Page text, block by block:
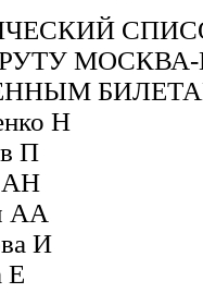
МОСКВА-
БИЛЕТАМ
Н
П
АН
АА
И
Е